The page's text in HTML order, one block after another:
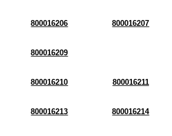
800016206 800016207
800016209
800016210 800016211
800016213 800016214